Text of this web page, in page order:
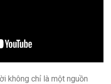
không chỉ là một nguồn